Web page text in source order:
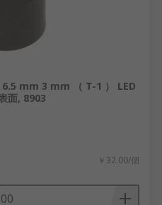
mm 3 mm （ T-1 ） LED
面, 8903
￥32.00/個